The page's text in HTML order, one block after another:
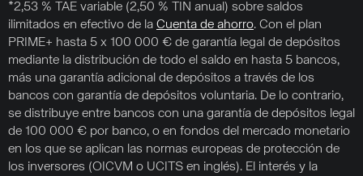
*2,53 % TAE variable (2,50 % TIN anual) sobre saldos
ilimitados en efectivo de la Cuenta de ahorro. Con el plan
PRIME+ hasta 5 x 100 000 € de garantía legal de depósitos
mediante la distribución de todo el saldo en hasta 5 bancos,
más una garantía adicional de depósitos a través de los
bancos con garantía de depósitos voluntaria. De lo contrario,
se distribuye entre bancos con una garantía de depósitos legal
de 100 000 € por banco, o en fondos del mercado monetario
en los que se aplican las normas europeas de protección de
los inversores (OICVM o UCITS en inglés). El interés y la